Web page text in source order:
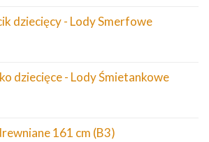
dziecięcy - Lody Smerfowe
dziecięce - Lody Śmietankowe
161 cm (B3)